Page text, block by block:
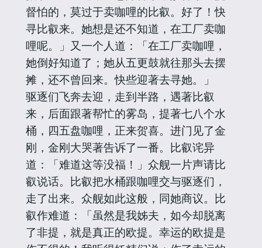
督怕的，莫过于卖咖哩的比叡。好了！快
寻比叡来。她想是还不知道，在工厂卖咖
哩呢。」又一个人道：「在工厂卖咖哩，
她倒好知道了；她从五更鼓就往那头去摆
摊，还不曾回来。快些迎著去寻她。」
驱逐们飞奔去迎，走到半路，遇著比叡
来，后面跟著帮忙的雾岛，提著七八个水
桶，四五盘咖哩，正来贺喜。进门见了金
刚，金刚大哭著告诉了一番。比叡诧异
道：「难道这等没福！」众舰一片声请比
叡说话。比叡把水桶跟咖哩交与驱逐们，
走了出来。众舰如此这般，同她商议。比
叡作难道：「虽然是我姊夫，如今却脱离
了非提，就是真正的欧提。幸运的欧提是